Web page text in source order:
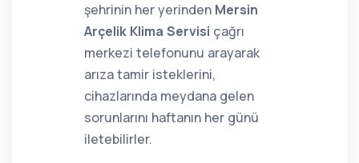
şehrinin her yerinden Mersin
Arçelik Klima Servisi çağrı
merkezi telefonunu arayarak
arıza tamir isteklerini,
cihazlarında meydana gelen
sorunlarını haftanın her günü
iletebilirler.